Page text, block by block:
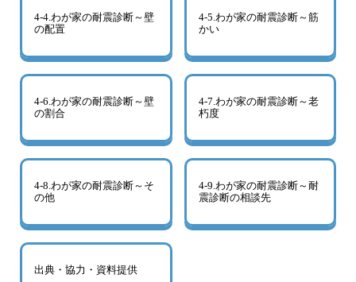
4-4.わが家の耐震診断～壁
の配置
4-5.わが家の耐震診断～筋
かい
4-6.わが家の耐震診断～壁
の割合
4-7.わが家の耐震診断～老
朽度
4-8.わが家の耐震診断～そ
の他
4-9.わが家の耐震診断～耐
震診断の相談先
出典・協力・資料提供